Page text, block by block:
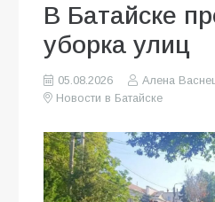
В Батайске
уборка улиц
05.08.2026
Алена
Новости в Батайске